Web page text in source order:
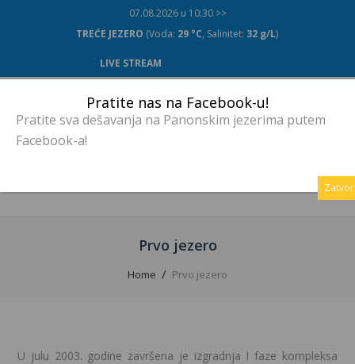
07.08.2026 u 10:30 >>
TREĆE JEZERO (Voda: 29 °C, Salinitet: 32 g/L)
LIVE STREAM
Prvo jezero
Home Prvo jezero
U julu 2003. godine završena je izgradnja I faze kompleksa
Pratite nas na Facebook-u!
Pratite sva dešavanja na Panonskim jezerima putem
Facebook-a!